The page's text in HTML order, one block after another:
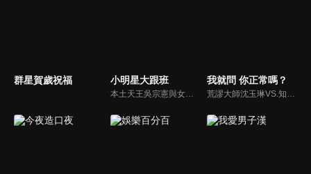
群星賀歲祝福 小明星大跟班
本土天王吳宗憲與女兒吳姍儒（Sandy）搭檔主持，每集邀請來賓暢談演藝圈大小事，父女檔聯手笑果十足，老梗搭上新世代，最新組合強勢登場！
我就問 你正常嗎？